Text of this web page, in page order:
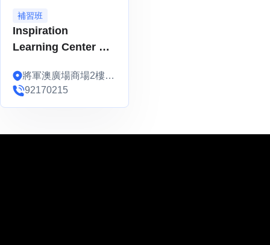
補習班
Inspiration
Learning Center 數
F6)將軍澳廣場商場2樓2-
004B
92170215